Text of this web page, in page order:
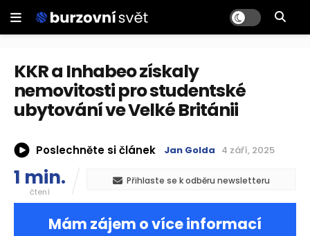
KKR a Inhabeo získaly
nemovitosti pro studentské
ubytování ve Velké Británii
Poslechněte si článek Jan Golda 4 září, 2025
1 min.
čtení
Přihlaste se k odběru newsletteru
Mám zájem o více informací